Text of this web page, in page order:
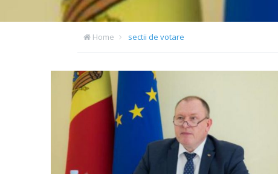
Home sectii de votare